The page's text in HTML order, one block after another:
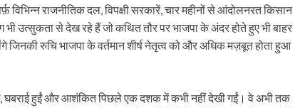
राजनीतिक दल, विपक्षी सरकारें, चार महीनों से आंदोलनरत किसान
भी उत्सुकता से देख रहे हैं जो कथित तौर पर भाजपा के अंदर होते हुए भी बाहर
रुचि भाजपा के वर्तमान शीर्ष नेतृत्व को और अधिक मज़बूत होता हुआ
घबराई हुईं और आशंकित पिछले एक दशक में कभी नहीं देखी गईं। वे अभी तक